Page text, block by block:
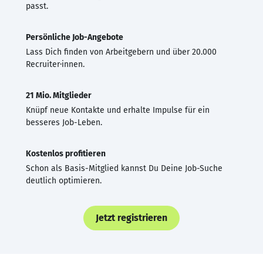
passt.
Persönliche Job-Angebote
Lass Dich finden von Arbeitgebern und über 20.000
Recruiter·innen.
21 Mio. Mitglieder
Knüpf neue Kontakte und erhalte Impulse für ein
besseres Job-Leben.
Kostenlos profitieren
Schon als Basis-Mitglied kannst Du Deine Job-Suche
deutlich optimieren.
Jetzt registrieren